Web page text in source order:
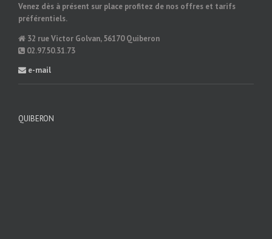
Venez dès à présent sur place profitez de nos offres et tarifs
préférentiels.
32 rue Victor Golvan, 56170 Quiberon
02.97.50.31.73
e-mail
QUIBERON